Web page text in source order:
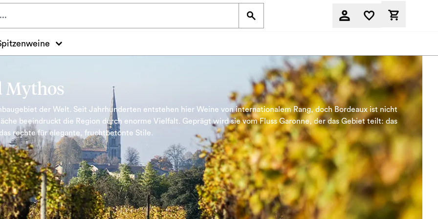
Mythos
der Welt. Seit Jahrhunderten entstehen hier Weine von internationalem Rang, doch Bordeaux ist nicht
beeindruckt die Region durch enorme Vielfalt. Geprägt wird sie vom Fluss Garonne, der das Gebiet teilt: das
rechte für elegante, fruchtbetonte Stile.